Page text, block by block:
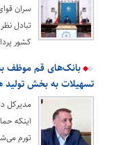
سران
تبادل
کشور
تسهیلات به بخش تولید
مدیرکل
اینکه
تورم